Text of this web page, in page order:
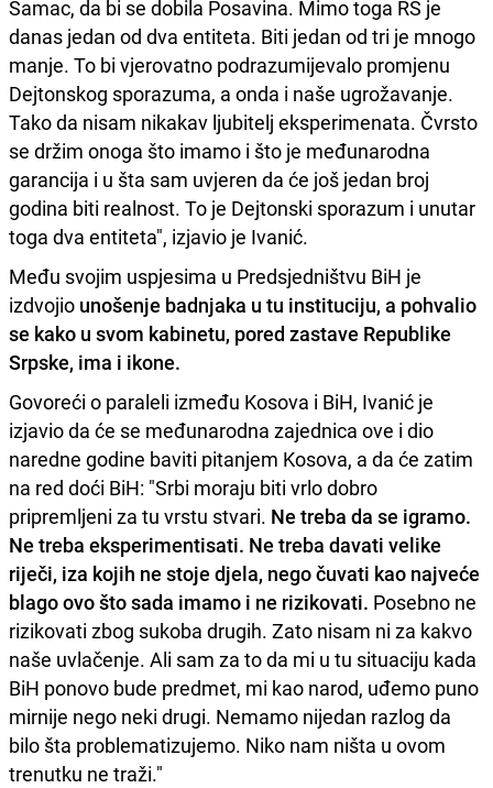
Šamac, da bi se dobila Posavina. Mimo toga RS je
danas jedan od dva entiteta. Biti jedan od tri je mnogo
manje. To bi vjerovatno podrazumijevalo promjenu
Dejtonskog sporazuma, a onda i naše ugrožavanje.
Tako da nisam nikakav ljubitelj eksperimenata. Čvrsto
se držim onoga što imamo i što je međunarodna
garancija i u šta sam uvjeren da će još jedan broj
godina biti realnost. To je Dejtonski sporazum i unutar
toga dva entiteta", izjavio je Ivanić.
Među svojim uspjesima u Predsjedništvu BiH je
izdvojio unošenje badnjaka u tu instituciju, a pohvalio
se kako u svom kabinetu, pored zastave Republike
Srpske, ima i ikone.
Govoreći o paraleli između Kosova i BiH, Ivanić je
izjavio da će se međunarodna zajednica ove i dio
naredne godine baviti pitanjem Kosova, a da će zatim
na red doći BiH: "Srbi moraju biti vrlo dobro
pripremljeni za tu vrstu stvari. Ne treba da se igramo.
Ne treba eksperimentisati. Ne treba davati velike
riječi, iza kojih ne stoje djela, nego čuvati kao najveće
blago ovo što sada imamo i ne rizikovati. Posebno ne
rizikovati zbog sukoba drugih. Zato nisam ni za kakvo
naše uvlačenje. Ali sam za to da mi u tu situaciju kada
BiH ponovo bude predmet, mi kao narod, uđemo puno
mirnije nego neki drugi. Nemamo nijedan razlog da
bilo šta problematizujemo. Niko nam ništa u ovom
trenutku ne traži."